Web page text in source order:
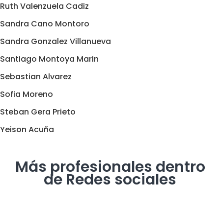
Ruth Valenzuela Cadiz
Sandra Cano Montoro
Sandra Gonzalez Villanueva
Santiago Montoya Marin
Sebastian Alvarez
Sofia Moreno
Steban Gera Prieto
Yeison Acuña
Más profesionales dentro
de Redes sociales